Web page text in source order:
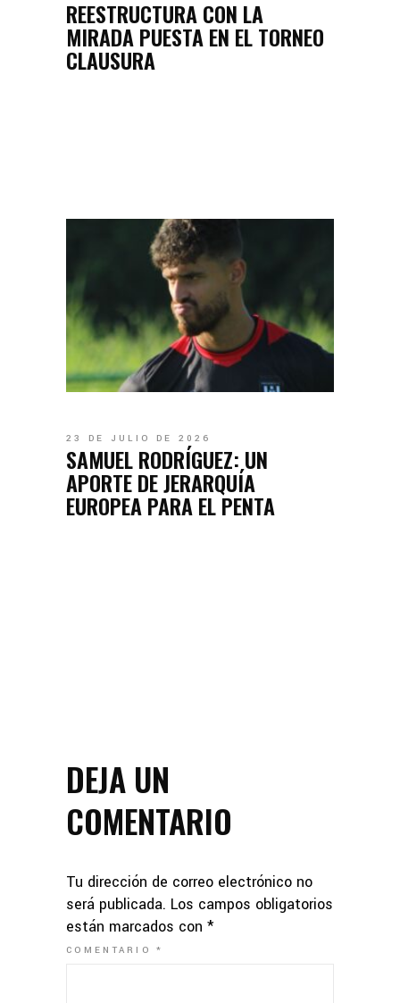
REESTRUCTURA CON LA
MIRADA PUESTA EN EL TORNEO
CLAUSURA
23 DE JULIO DE 2026
SAMUEL RODRÍGUEZ: UN
APORTE DE JERARQUÍA
EUROPEA PARA EL PENTA
DEJA UN
COMENTARIO
Tu dirección de correo electrónico no
será publicada. Los campos obligatorios
están marcados con *
COMENTARIO*